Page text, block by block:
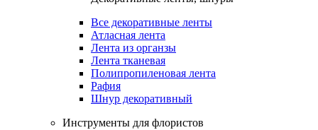
Все декоративные ленты
Атласная лента
Лента из органзы
Лента тканевая
Полипропиленовая лента
Рафия
Шнур декоративный
Инструменты для флористов